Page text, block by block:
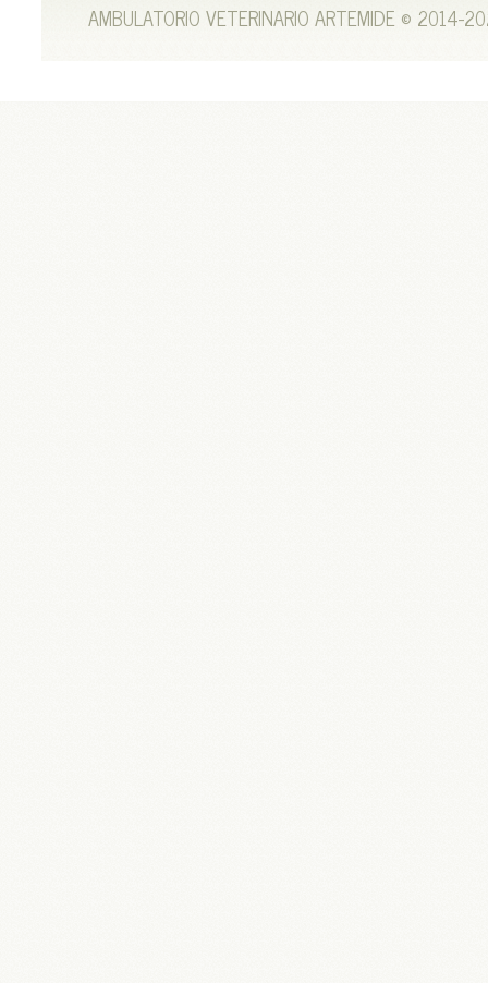
AMBULATORIO VETERINARIO ARTEMIDE ©